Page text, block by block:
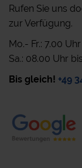
Rufen Sie uns
zur Verfügung.
Mo.- Fr.: 7.00
Sa.: 08.00 Uhr
Bis gleich! +49